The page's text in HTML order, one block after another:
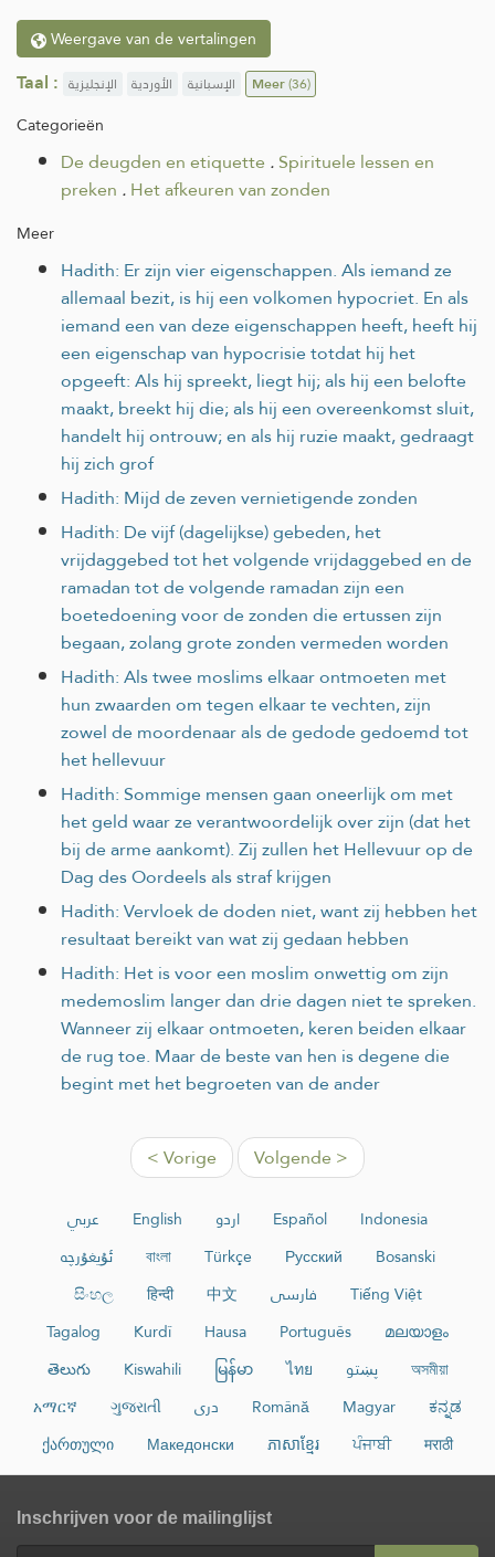
Weergave van de vertalingen
Taal : الإنجليزية الأوردية الإسبانية Meer(36)
Categorieën
De deugden en etiquette .Spirituele lessen en
preken .Het afkeuren van zonden
Meer
Hadith: Er zijn vier eigenschappen. Als iemand ze
allemaal bezit, is hij een volkomen hypocriet. En als
iemand een van deze eigenschappen heeft, heeft hij
een eigenschap van hypocrisie totdat hij het
opgeeft: Als hij spreekt, liegt hij; als hij een belofte
maakt, breekt hij die; als hij een overeenkomst sluit,
handelt hij ontrouw; en als hij ruzie maakt, gedraagt
hij zich grof
Hadith: Mijd de zeven vernietigende zonden
Hadith: De vijf (dagelijkse) gebeden, het
vrijdaggebed tot het volgende vrijdaggebed en de
ramadan tot de volgende ramadan zijn een
boetedoening voor de zonden die ertussen zijn
begaan, zolang grote zonden vermeden worden
Hadith: Als twee moslims elkaar ontmoeten met
hun zwaarden om tegen elkaar te vechten, zijn
zowel de moordenaar als de gedode gedoemd tot
het hellevuur
Hadith: Sommige mensen gaan oneerlijk om met
het geld waar ze verantwoordelijk over zijn (dat het
bij de arme aankomt). Zij zullen het Hellevuur op de
Dag des Oordeels als straf krijgen
Hadith: Vervloek de doden niet, want zij hebben het
resultaat bereikt van wat zij gedaan hebben
Hadith: Het is voor een moslim onwettig om zijn
medemoslim langer dan drie dagen niet te spreken.
Wanneer zij elkaar ontmoeten, keren beiden elkaar
de rug toe. Maar de beste van hen is degene die
begint met het begroeten van de ander
< Vorige Volgende >
عربي English اردو Español
Indonesia
ئۇيغۇرچە
বাংলা Türkçe Русский
Bosanski
සිංහල
हिन्दी 中文 فارسی
Tiếng Việt
Tagalog
Kurdî Hausa Português
മലയാളം
తెలుగు
Kiswahili မြန်မာ ไทย پښتو
অসমীয়া
አማርኛ
ગુજરાતી دری Română Magyar
ಕನ್ನಡ
ქართული
Македонски ភាសាខ្មែរ ਪੰਜਾਬੀ मराठी
Inschrijven voor de mailinglijst